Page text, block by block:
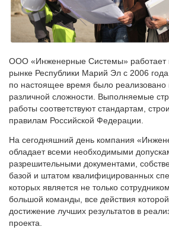
ООО «Инженерные Системы» работает
рынке Республики Марий Эл с 2006
по настоящее время было реализовано
различной сложности. Выполняемые
работы соответствуют стандартам,
правилам Российской Федерации.
На сегодняшний день компания
обладает всеми необходимыми
разрешительными документами,
базой и штатом квалифицированных
которых является не только
большой команды, все действия
достижение лучших результатов в
проекта.